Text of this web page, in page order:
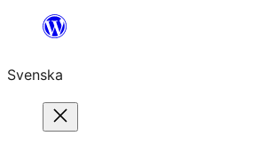
Hoppa
innehåll
Svenska